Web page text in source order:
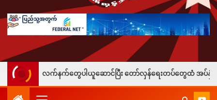
က်နက်တွေပါယူဆောင်ပြီး တော်လှန်ရေးတပ်တွေထံ အပ်နှံလို့ သိန်းတစ်ရာခ